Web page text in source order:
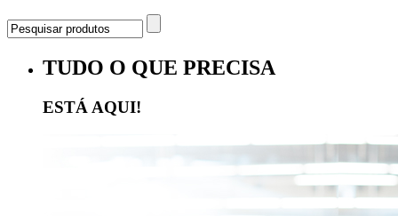
TUDO O QUE PRECISA
ESTÁ AQUI!